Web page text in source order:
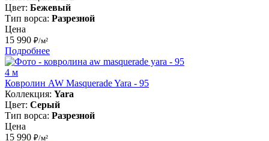
Цвет: Бежевый
Тип ворса: Разрезной
Цена
15 990 ₽/м²
Подробнее
4 м
Ковролин AW Masquerade Yara - 95
Коллекция: Yara
Цвет: Серый
Тип ворса: Разрезной
Цена
15 990 ₽/м²